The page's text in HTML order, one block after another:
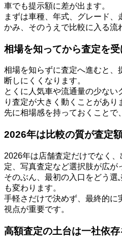
車でも提示額に差が出ます。
まずは車種、年式、グレード
かみ、そのうえで比較に入る流
相場を知ってから査定を
相場を知らずに査定へ進むと、
断しにくくなります。
とくに人気車や流通量の少ない
り査定が大きく動くことがあり
先に相場感を持っておくことで
2026年は比較の質が査定
2026年は店舗査定だけでなく
定、写真査定など選択肢が広が
そのぶん、最初の入口をどう
も変わります。
手軽さだけで決めず、最終的に
視点が重要です。
高額査定の土台は一社依